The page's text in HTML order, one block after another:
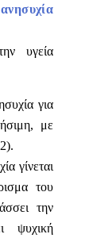
υγεία
για
με
γίνεται
του
την
ψυχική